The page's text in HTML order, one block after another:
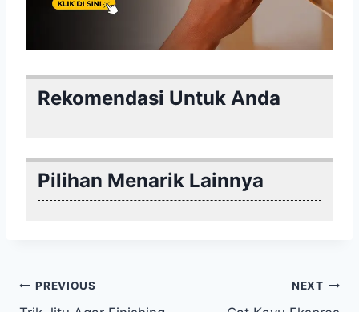
Rekomendasi Untuk Anda
Pilihan Menarik Lainnya
Post
PREVIOUS NEXT